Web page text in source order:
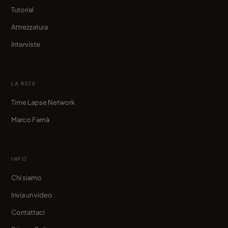
Tutorial
Attrezzatura
Interviste
LA RETE
Time Lapse Network
Marco Famà
INFO
Chi siamo
Invia un video
Contattaci